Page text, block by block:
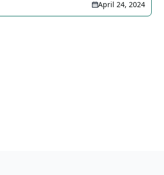
April 24, 2024